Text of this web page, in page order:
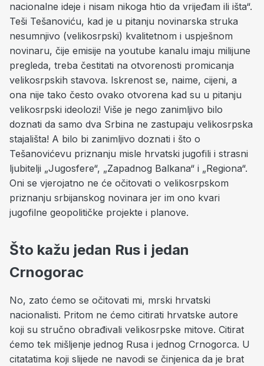
nacionalne ideje i nisam nikoga htio da vrijeđam ili išta“.
Teši Tešanoviću, kad je u pitanju novinarska struka
nesumnjivo (velikosrpski) kvalitetnom i uspješnom
novinaru, čije emisije na youtube kanalu imaju milijune
pregleda, treba čestitati na otvorenosti promicanja
velikosrpskih stavova. Iskrenost se, naime, cijeni, a
ona nije tako često ovako otvorena kad su u pitanju
velikosrpski ideolozi! Više je nego zanimljivo bilo
doznati da samo dva Srbina ne zastupaju velikosrpska
stajališta! A bilo bi zanimljivo doznati i što o
Tešanovićevu priznanju misle hrvatski jugofili i strasni
ljubitelji „Jugosfere“, „Zapadnog Balkana“ i „Regiona“.
Oni se vjerojatno ne će očitovati o velikosrpskom
priznanju srbijanskog novinara jer im ono kvari
jugofilne geopolitičke projekte i planove.
Što kažu jedan Rus i jedan
Crnogorac
No, zato ćemo se očitovati mi, mrski hrvatski
nacionalisti. Pritom ne ćemo citirati hrvatske autore
koji su stručno obrađivali velikosrpske mitove. Citirat
ćemo tek mišljenje jednog Rusa i jednog Crnogorca. U
citatatima koji slijede ne navodi se činjenica da je brat